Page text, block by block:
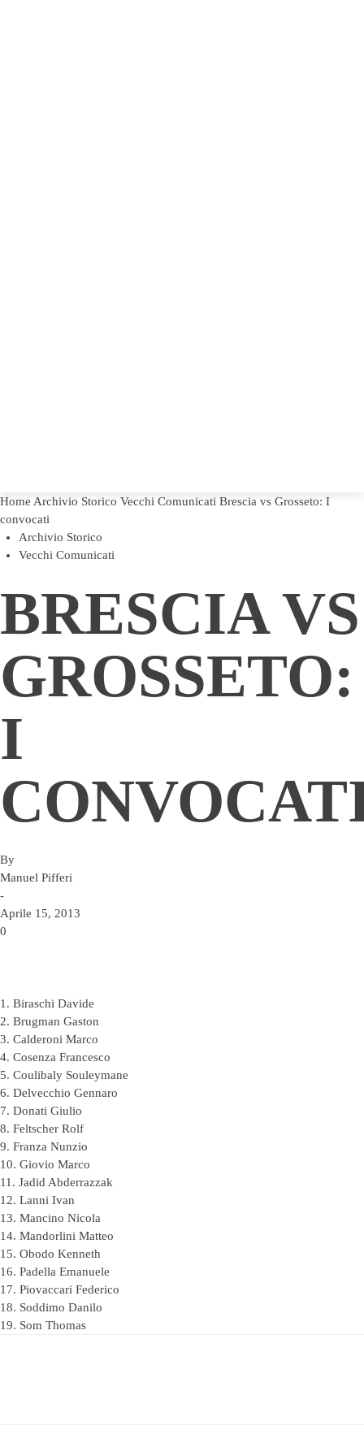
Home Archivio Storico Vecchi Comunicati Brescia vs Grosseto: I
convocati
Archivio Storico
Vecchi Comunicati
BRESCIA VS
GROSSETO:
I
By
Manuel Pifferi
-
Aprile 15, 2013
0
1. Biraschi Davide
2. Brugman Gaston
3. Calderoni Marco
4. Cosenza Francesco
5. Coulibaly Souleymane
6. Delvecchio Gennaro
7. Donati Giulio
8. Feltscher Rolf
9. Franza Nunzio
10. Giovio Marco
11. Jadid Abderrazzak
12. Lanni Ivan
13. Mancino Nicola
14. Mandorlini Matteo
15. Obodo Kenneth
16. Padella Emanuele
17. Piovaccari Federico
18. Soddimo Danilo
19. Som Thomas